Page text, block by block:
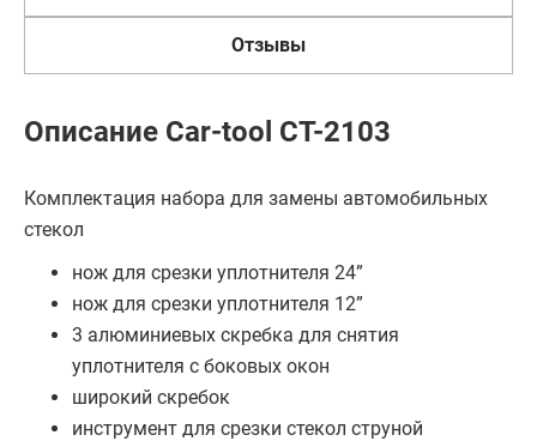
Отзывы
Описание Car-tool CT-2103
Комплектация набора для замены автомобильных
стекол
нож для срезки уплотнителя 24”
нож для срезки уплотнителя 12”
3 алюминиевых скребка для снятия
уплотнителя с боковых окон
широкий скребок
инструмент для срезки стекол струной